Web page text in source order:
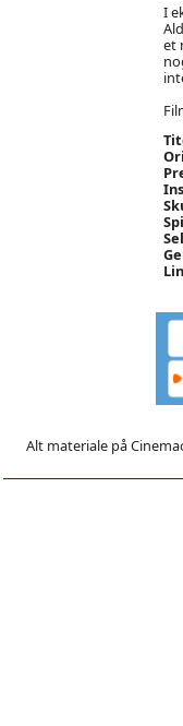
I
et
Alt materiale på